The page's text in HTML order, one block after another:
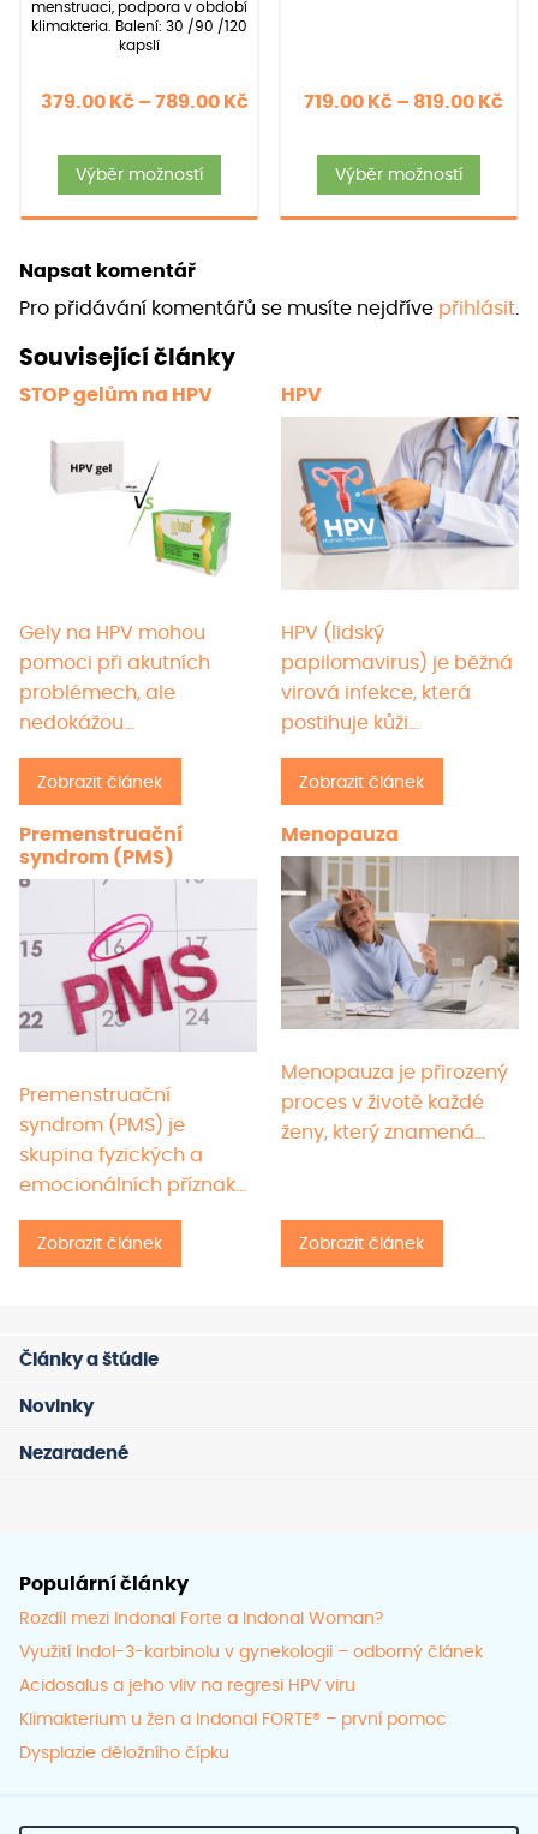
menstruaci, podpora v období
klimakteria. Balení: 30 /90 /120
kapslí
379.00 Kč – 789.00 KčRozpětí
379.00 Kč
789.00 Kč
Výběr možností
má
Možnosti
vybrat
produktu
719.00 Kč – 819.00 Kč
Výběr možností
má
Napsat komentář
Pro přidávání komentářů se musíte nejdříve přihlásit.
Související články
STOP gelům na HPV
Gely na HPV mohou
pomoci při akutních
problémech, ale
nedokážou…
Zobrazit článek
HPV
HPV (lidský
papilomavirus) je běžná
virová infekce, která
postihuje kůži…
Zobrazit článek
Premenstruační
syndrom (PMS)
Premenstruační
syndrom (PMS) je
skupina fyzických a
emocionálních příznaků,
Zobrazit článek
Menopauza
Menopauza je přirozený
proces v životě každé
ženy, který znamená…
Zobrazit článek
Články a štúdie
Novinky
Nezaradené
Populární články
Rozdíl mezi Indonal Forte a Indonal Woman?
Využití Indol-3-karbinolu v gynekologii – odborný článek
Acidosalus a jeho vliv na regresi HPV viru
Klimakterium u žen a Indonal FORTE® – první pomoc
Dysplazie děložního čípku